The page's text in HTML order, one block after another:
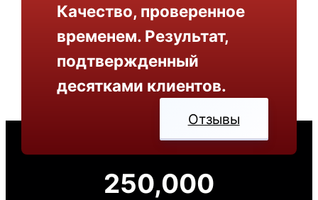
Качество, проверенное
временем. Результат,
подтвержденный
десятками клиентов.
Отзывы
250,000